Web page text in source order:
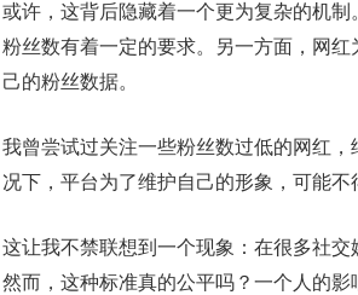
或许，这背后隐藏着一个更为复杂的机
粉丝数有着一定的要求。另一方面，网红
己的粉丝数据。
我曾尝试过关注一些粉丝数过低的网红
况下，平台为了维护自己的形象，可能不
这让我不禁联想到一个现象：在很多社
然而，这种标准真的公平吗？一个人的